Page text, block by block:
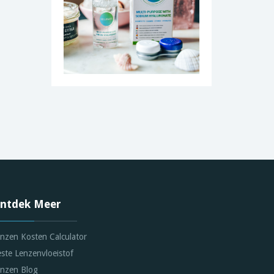
Meer
Kosten Calculator
Lenzenvloeistof
Blog